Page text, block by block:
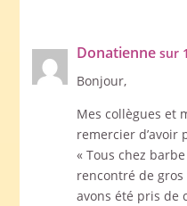
Donatienne sur
Bonjour,
Mes collègues et
remercier d’avoir
« Tous chez
rencontré de gros
avons été pris de